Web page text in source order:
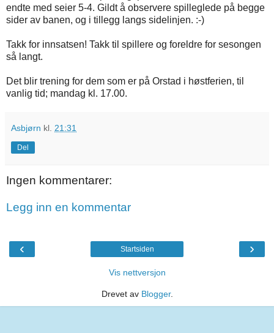
endte med seier 5-4. Gildt å observere spilleglede på begge
sider av banen, og i tillegg langs sidelinjen. :-)
Takk for innsatsen! Takk til spillere og foreldre for sesongen
så langt.
Det blir trening for dem som er på Orstad i høstferien, til
vanlig tid; mandag kl. 17.00.
Asbjørn kl. 21:31
Del
Ingen kommentarer:
Legg inn en kommentar
‹ ›
Startsiden
Vis nettversjon
Drevet av Blogger.